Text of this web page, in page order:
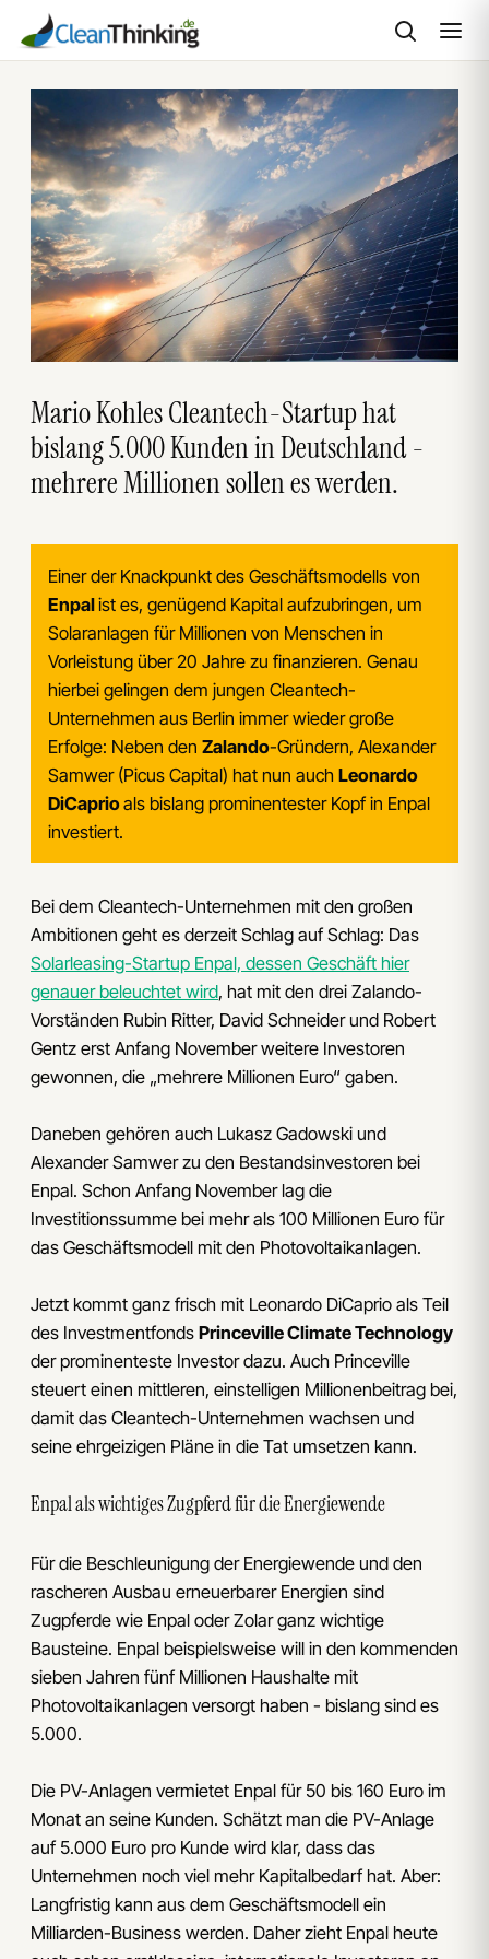
Inhalt
springen
Mario Kohles Cleantech-Startup hat
bislang 5.000 Kunden in Deutschland -
mehrere Millionen sollen es werden.
Einer der Knackpunkt des Geschäftsmodells von
Enpalist es, genügend Kapital aufzubringen, um
Solaranlagen für Millionen von Menschen in
Vorleistung über 20 Jahre zu finanzieren. Genau
hierbei gelingen dem jungen Cleantech-
Unternehmen aus Berlin immer wieder große
Erfolge: Neben den Zalando-Gründern, Alexander
Samwer (Picus Capital) hat nun auch Leonardo
DiCaprioals bislang prominentester Kopf in Enpal
investiert.
Bei dem Cleantech-Unternehmen mit den großen
Ambitionen geht es derzeit Schlag auf Schlag: Das
Solarleasing-Startup Enpal, dessen Geschäft hier
genauer beleuchtet wird, hat mit den drei Zalando-
Vorständen Rubin Ritter, David Schneider und Robert
Gentz erst Anfang November weitere Investoren
gewonnen, die „mehrere Millionen Euro“ gaben.
Daneben gehören auch Lukasz Gadowski und
Alexander Samwer zu den Bestandsinvestoren bei
Enpal. Schon Anfang November lag die
Investitionssumme bei mehr als 100 Millionen Euro für
das Geschäftsmodell mit den Photovoltaikanlagen.
Jetzt kommt ganz frisch mit Leonardo DiCaprio als Teil
des Investmentfonds Princeville Climate Technology
der prominenteste Investor dazu. Auch Princeville
steuert einen mittleren, einstelligen Millionenbeitrag bei,
damit das Cleantech-Unternehmen wachsen und
seine ehrgeizigen Pläne in die Tat umsetzen kann.
Enpal als wichtiges Zugpferd für die Energiewende
Für die Beschleunigung der Energiewende und den
rascheren Ausbau erneuerbarer Energien sind
Zugpferde wie Enpal oder Zolar ganz wichtige
Bausteine. Enpal beispielsweise will in den kommenden
sieben Jahren fünf Millionen Haushalte mit
Photovoltaikanlagen versorgt haben - bislang sind es
5.000.
Die PV-Anlagen vermietet Enpal für 50 bis 160 Euro im
Monat an seine Kunden. Schätzt man die PV-Anlage
auf 5.000 Euro pro Kunde wird klar, dass das
Unternehmen noch viel mehr Kapitalbedarf hat. Aber:
Langfristig kann aus dem Geschäftsmodell ein
Milliarden-Business werden. Daher zieht Enpal heute